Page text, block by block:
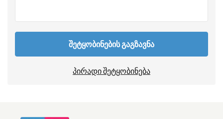
შეტყობინების გაგზავნა
პირადი შეტყობინება